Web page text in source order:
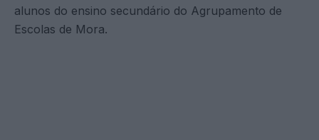
alunos do ensino secundário do Agrupamento de
Escolas de Mora.